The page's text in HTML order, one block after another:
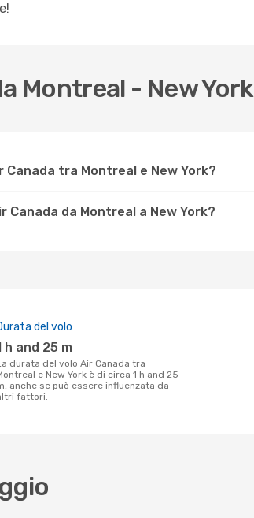
Montreal - New
tra Montreal e New York?
Canada da Montreal a New York?
del volo
1 h and 25 m
tra
e New York è di circa 1 h and 25
anche se può essere influenzata da
fattori.